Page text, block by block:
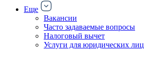
Еще
Вакансии
Часто задаваемые вопросы
Налоговый вычет
Услуги для юридических лиц